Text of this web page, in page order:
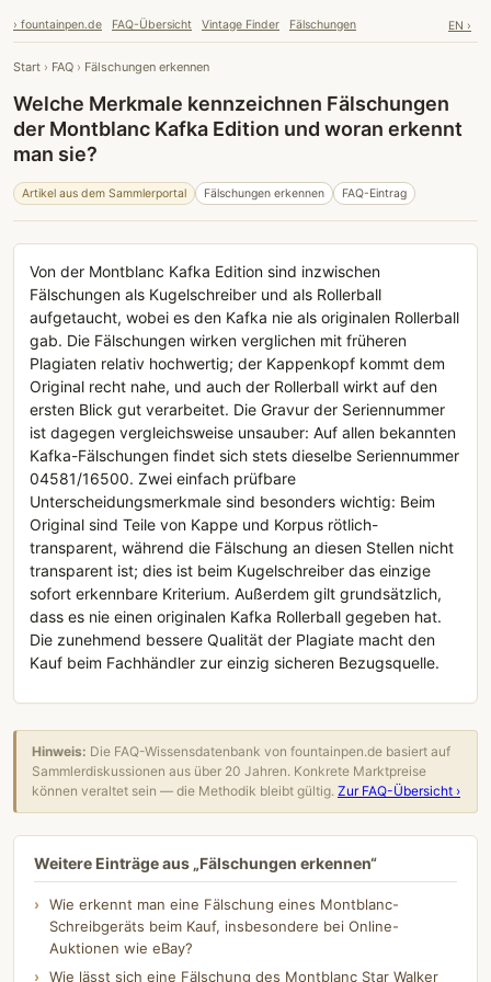
› fountainpen.de FAQ-Übersicht Vintage Finder Fälschungen EN ›
Start › FAQ › Fälschungen erkennen
Welche Merkmale kennzeichnen Fälschungen
der Montblanc Kafka Edition und woran erkennt
man sie?
Artikel aus dem Sammlerportal Fälschungen erkennen FAQ-Eintrag
Von der Montblanc Kafka Edition sind inzwischen
Fälschungen als Kugelschreiber und als Rollerball
aufgetaucht, wobei es den Kafka nie als originalen Rollerball
gab. Die Fälschungen wirken verglichen mit früheren
Plagiaten relativ hochwertig; der Kappenkopf kommt dem
Original recht nahe, und auch der Rollerball wirkt auf den
ersten Blick gut verarbeitet. Die Gravur der Seriennummer
ist dagegen vergleichsweise unsauber: Auf allen bekannten
Kafka-Fälschungen findet sich stets dieselbe Seriennummer
04581/16500. Zwei einfach prüfbare
Unterscheidungsmerkmale sind besonders wichtig: Beim
Original sind Teile von Kappe und Korpus rötlich-
transparent, während die Fälschung an diesen Stellen nicht
transparent ist; dies ist beim Kugelschreiber das einzige
sofort erkennbare Kriterium. Außerdem gilt grundsätzlich,
dass es nie einen originalen Kafka Rollerball gegeben hat.
Die zunehmend bessere Qualität der Plagiate macht den
Kauf beim Fachhändler zur einzig sicheren Bezugsquelle.
Hinweis: Die FAQ-Wissensdatenbank von fountainpen.de basiert auf
Sammlerdiskussionen aus über 20 Jahren. Konkrete Marktpreise
können veraltet sein — die Methodik bleibt gültig. Zur FAQ-Übersicht ›
Weitere Einträge aus „Fälschungen erkennen“
Wie erkennt man eine Fälschung eines Montblanc-
Schreibgeräts beim Kauf, insbesondere bei Online-
Auktionen wie eBay?
Wie lässt sich eine Fälschung des Montblanc Star Walker